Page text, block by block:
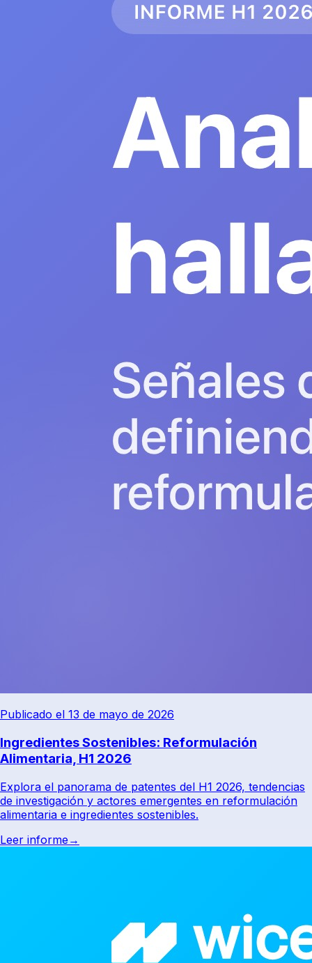
Publicado el 13 de mayo de 2026
Ingredientes Sostenibles: Reformulación
Alimentaria, H1 2026
Explora el panorama de patentes del H1 2026, tendencias
de investigación y actores emergentes en reformulación
alimentaria e ingredientes sostenibles.
Leer informe →